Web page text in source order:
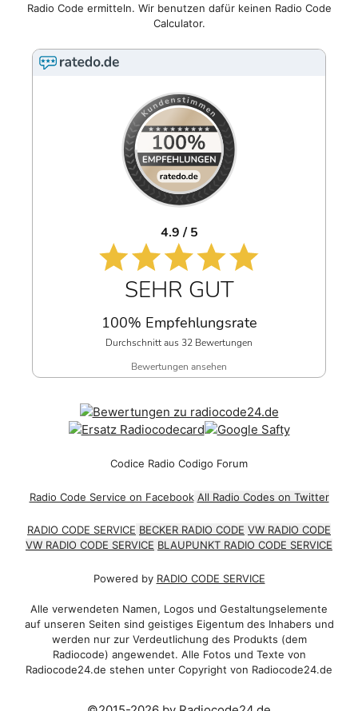
Radio Code ermitteln. Wir benutzen dafür keinen Radio Code
Calculator.
4.9 / 5
SEHR GUT
100% Empfehlungsrate
Durchschnitt aus 32 Bewertungen
Bewertungen ansehen
Codice Radio Codigo Forum
Radio Code Service on Facebook All Radio Codes on Twitter
RADIO CODE SERVICE BECKER RADIO CODE VW RADIO CODE
VW RADIO CODE SERVICE BLAUPUNKT RADIO CODE SERVICE
Powered by RADIO CODE SERVICE
Alle verwendeten Namen, Logos und Gestaltungselemente
auf unseren Seiten sind geistiges Eigentum des Inhabers und
werden nur zur Verdeutlichung des Produkts (dem
Radiocode) angewendet. Alle Fotos und Texte von
Radiocode24.de stehen unter Copyright von Radiocode24.de